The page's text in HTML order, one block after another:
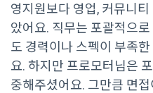
영지원보다 영업, 커뮤니
았어요. 직무는 포괄적으
도 경력이나 스펙이 부족
요. 하지만 프로모터님은
중해주셨어요. 그만큼 면